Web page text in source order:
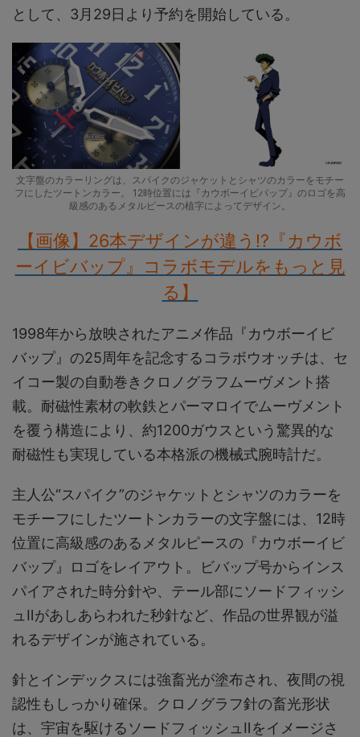
として、3月29日より予約を開始している。
文字盤のカラーリングは、スパイクのジャケットとシャツのカラーをモチー
フにしたツートンカラー。 12時位置には『カウボーイビバップ』のロゴを高
級感のあるメタルピースの植字によってデザイン。
【画像】26本デザインが違う!?『カウボ
ーイビバップ』コラボモデルをもっと見
る】
1998年から放映されたアニメ作品『カウボーイビ
バップ』の25周年を記念するコラボウオッチは、セ
イコー製の自動巻きクロノグラフムーヴメント搭
載。耐磁性素材の軟鉄とパーマロイでムーヴメント
を覆う構造により、約1200ガウスという驚異的な
耐磁性も実現している本格派の機械式腕時計だ。
主人公“スパイク”のジャケットとシャツのカラーを
モチーフにしたツートンカラーの文字盤には、12時
位置に高級感のあるメタルピースの『カウボーイビ
バップ』ロゴをレイアウト。ビバップ号からインス
パイアされた時分針や、テール部にソードフィッシ
ュⅡがあしあらわれた秒針など、作品の世界観が溢
れるデザインが施されている。
針とインデックスには強畜光が塗布され、夜間の視
認性もしっかり確保。クロノグラフ針の畜光形状
は、宇宙を駆けるソードフィッシュⅡをイメージさ